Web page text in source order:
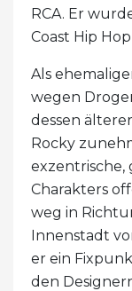
RCA. Er
Coast Hip
Als
wegen
dessen
Rocky
exzentrische,
Charakters
weg in
Innenstadt
er ein
den